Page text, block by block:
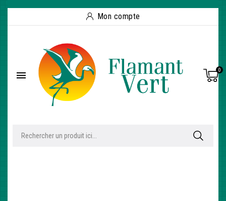
Mon compte
 0